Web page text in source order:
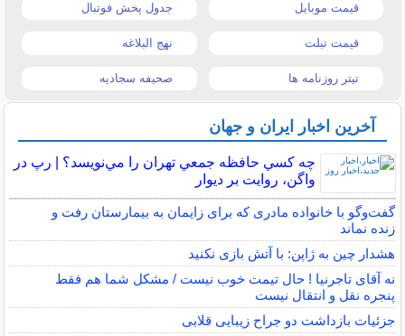
قیمت موبایل جدول پخش فوتبال
قیمت تبلت نهج البلاغه
تیتر روزنامه ها صحیفه سجادیه
آخرین اخبار ایران و جهان
چه كسي حافظه جمعي تهران را مي‌نويسد؟ | رپ در
واگن، روايت بر ديوار
گفت‌وگو با خانواده مادری که برای زایمان به بیمارستان رفت و
زنده نماند
هشدار چین به ژاپن: با آتش بازی نکنید
نه آقای تاجرنیا ! حال تیمت خوب نیست / مشکل شما هم فقط
پنجره نقل و انتقال نیست
جزئیات بازداشت دو جراح زیبایی قلابی